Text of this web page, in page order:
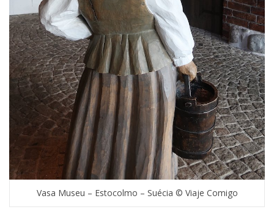
Vasa Museu – Estocolmo – Suécia © Viaje Comigo